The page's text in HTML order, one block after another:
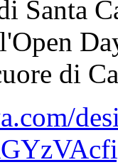
Santa
di